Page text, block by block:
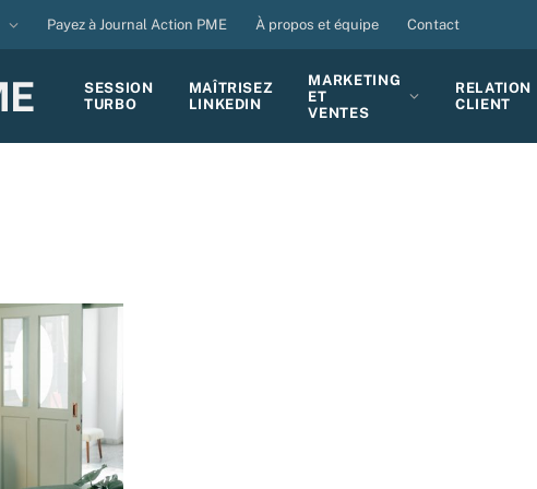
Payez à Journal Action PME À propos et équipe Contact
SESSION
TURBO
MAÎTRISEZ
LINKEDIN
MARKETING
ET
VENTES
RELATION
CLIENT